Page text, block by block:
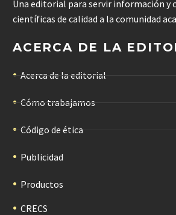
Una editorial para servir información y
científicas de calidad a la comunidad
ACERCA DE LA
Acerca de la editorial
Cómo trabajamos
Código de ética
Publicidad
Productos
CRECS